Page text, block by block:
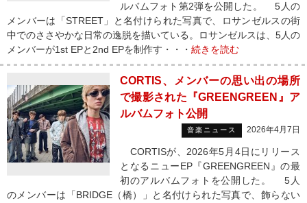
ルバムフォト第2弾を公開した。 5人の
メンバーは「STREET」と名付けられた写真で、ロサンゼルスの街
中でのささやかな日常の逸脱を描いている。ロサンゼルスは、5人の
メンバーが1st EPと2nd EPを制作す・・・ 続きを読む
CORTIS、メンバーの思い出の場所
で撮影された『GREENGREEN』ア
ルバムフォト公開
音楽ニュース 2026年4月7日
CORTISが、2026年5月4日にリリース
となるニューEP『GREENGREEN』の最
初のアルバムフォトを公開した。 5人
のメンバーは「BRIDGE（橋）」と名付けられた写真で、飾らない